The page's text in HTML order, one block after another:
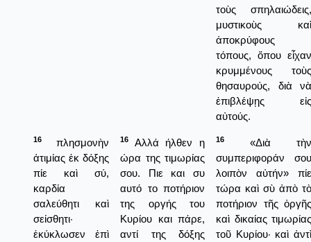
τοὺς σπηλαιώδεις,
μυστικοὺς καὶ
ἀποκρύφους
τόπους, ὅπου εἶχαν
κρυμμένους τοὺς
θησαυρούς, διὰ νὰ
ἐπιβλέψῃς εἰς
αὐτούς.
16
πλησμονὴν
ἀτιμίας ἐκ δόξης
πίε καὶ σύ,
καρδία
σαλεύθητι καὶ
σείσθητι·
ἐκύκλωσεν ἐπὶ
16
Αλλά ήλθεν η
ώρα της τιμωρίας
σου. Πιε και συ
αυτό το ποτήριον
της οργής του
Κυρίου και πάρε,
αντί της δόξης
16
«Διὰ τὴν
συμπεριφοράν σου
λοιπὸν αὐτήν» πίε
τώρα καὶ σὺ ἀπὸ τὸ
ποτήριον τῆς ὀργῆς
καὶ δικαίας τιμωρίας
τοῦ Κυρίου· καὶ ἀντὶ